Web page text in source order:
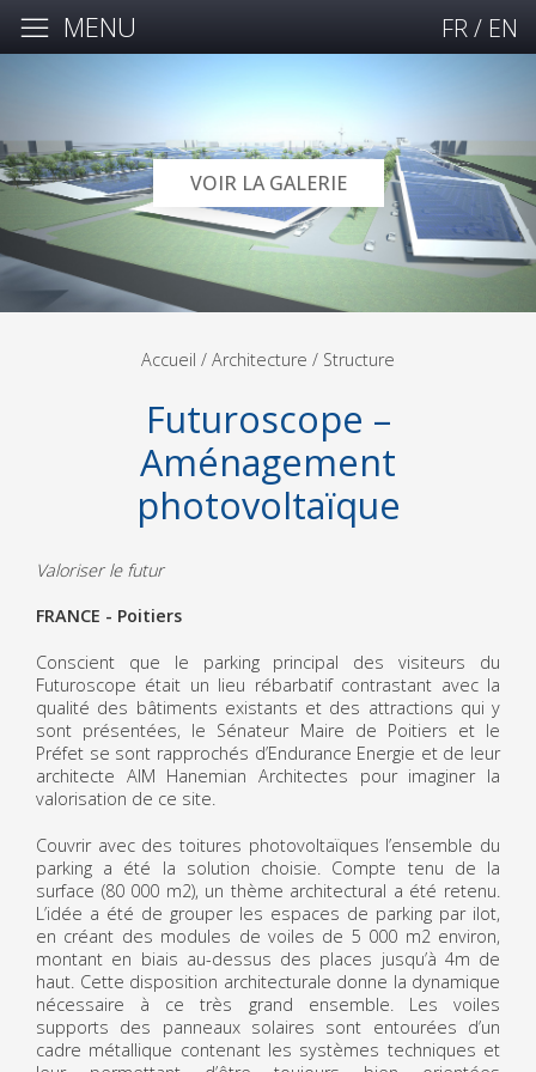
FR/ EN
MENU
VOIR LA GALERIE
Accueil / Architecture / Structure
Futuroscope –
Aménagement
photovoltaïque
Valoriser le futur
FRANCE - Poitiers
Conscient que le parking principal des visiteurs du
Futuroscope était un lieu rébarbatif contrastant avec la
qualité des bâtiments existants et des attractions qui y
sont présentées, le Sénateur Maire de Poitiers et le
Préfet se sont rapprochés d’Endurance Energie et de leur
architecte AIM Hanemian Architectes pour imaginer la
valorisation de ce site.
Couvrir avec des toitures photovoltaïques l’ensemble du
parking a été la solution choisie. Compte tenu de la
surface (80 000 m2), un thème architectural a été retenu.
L’idée a été de grouper les espaces de parking par ilot,
en créant des modules de voiles de 5 000 m2 environ,
montant en biais au-dessus des places jusqu’à 4m de
haut. Cette disposition architecturale donne la dynamique
nécessaire à ce très grand ensemble. Les voiles
supports des panneaux solaires sont entourées d’un
cadre métallique contenant les systèmes techniques et